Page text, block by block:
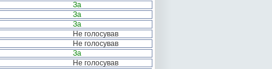
За
За
За
Не голосував
Не голосував
За
Не голосував